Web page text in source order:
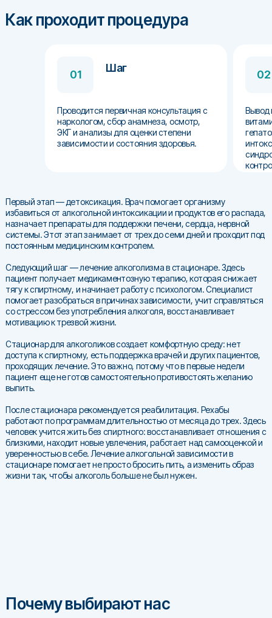
Как проходит процедура
01
Шаг
Проводится первичная консультация с
наркологом, сбор анамнеза, осмотр,
ЭКГ и анализы для оценки степени
зависимости и состояния здоровья.​
02
Вывод
Первый этап — детоксикация. Врач помогает организму
избавиться от алкогольной интоксикации и продуктов его распада,
назначает препараты для поддержки печени, сердца, нервной
системы. Этот этап занимает от трех до семи дней и проходит под
постоянным медицинским контролем.
Следующий шаг — лечение алкоголизма в стационаре. Здесь
пациент получает медикаментозную терапию, которая снижает
тягу к спиртному, и начинает работу с психологом. Специалист
помогает разобраться в причинах зависимости, учит справляться
со стрессом без употребления алкоголя, восстанавливает
мотивацию к трезвой жизни.
Стационар для алкоголиков создает комфортную среду: нет
доступа к спиртному, есть поддержка врачей и других пациентов,
проходящих лечение. Это важно, потому что в первые недели
пациент еще не готов самостоятельно противостоять желанию
выпить.
После стационара рекомендуется реабилитация. Рехабы
работают по программам длительностью от месяца до трех. Здесь
человек учится жить без спиртного: восстанавливает отношения с
близкими, находит новые увлечения, работает над самооценкой и
уверенностью в себе. Лечение алкогольной зависимости в
стационаре помогает не просто бросить пить, а изменить образ
жизни так, чтобы алкоголь больше не был нужен.
Почему выбирают нас